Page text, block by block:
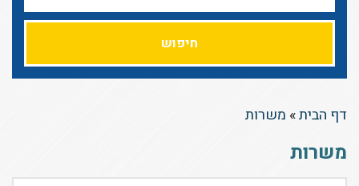
דף הבית» משרות
משרות